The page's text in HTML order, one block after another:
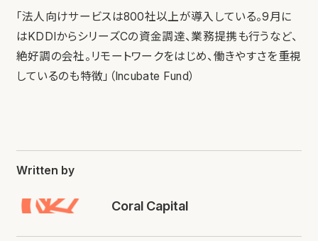
「法人向けサービスは800社以上が導入している。9月に
はKDDIからシリーズCの資金調達、業務提携も行うなど、
絶好調の会社。リモートワークをはじめ、働きやすさを重視
しているのも特徴」（Incubate Fund）
Written by
Coral Capital